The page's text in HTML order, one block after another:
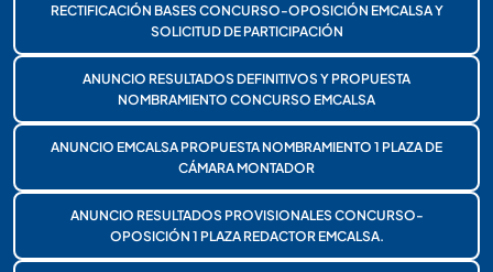
RECTIFICACIÓN BASES CONCURSO-OPOSICIÓN EMCALSA Y
SOLICITUD DE PARTICIPACIÓN
ANUNCIO RESULTADOS DEFINITIVOS Y PROPUESTA
NOMBRAMIENTO CONCURSO EMCALSA
ANUNCIO EMCALSA PROPUESTA NOMBRAMIENTO 1 PLAZA DE
CÁMARA MONTADOR
ANUNCIO RESULTADOS PROVISIONALES CONCURSO-
OPOSICIÓN 1 PLAZA REDACTOR EMCALSA.